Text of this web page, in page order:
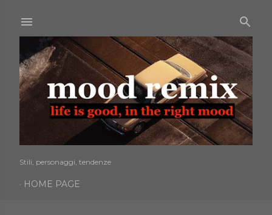
Stili, personaggi, tendenze
HOME PAGE